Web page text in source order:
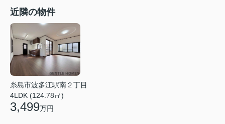
近隣の物件
糸島市波多江駅南２丁目
4LDK (124.78㎡)
3,499万円